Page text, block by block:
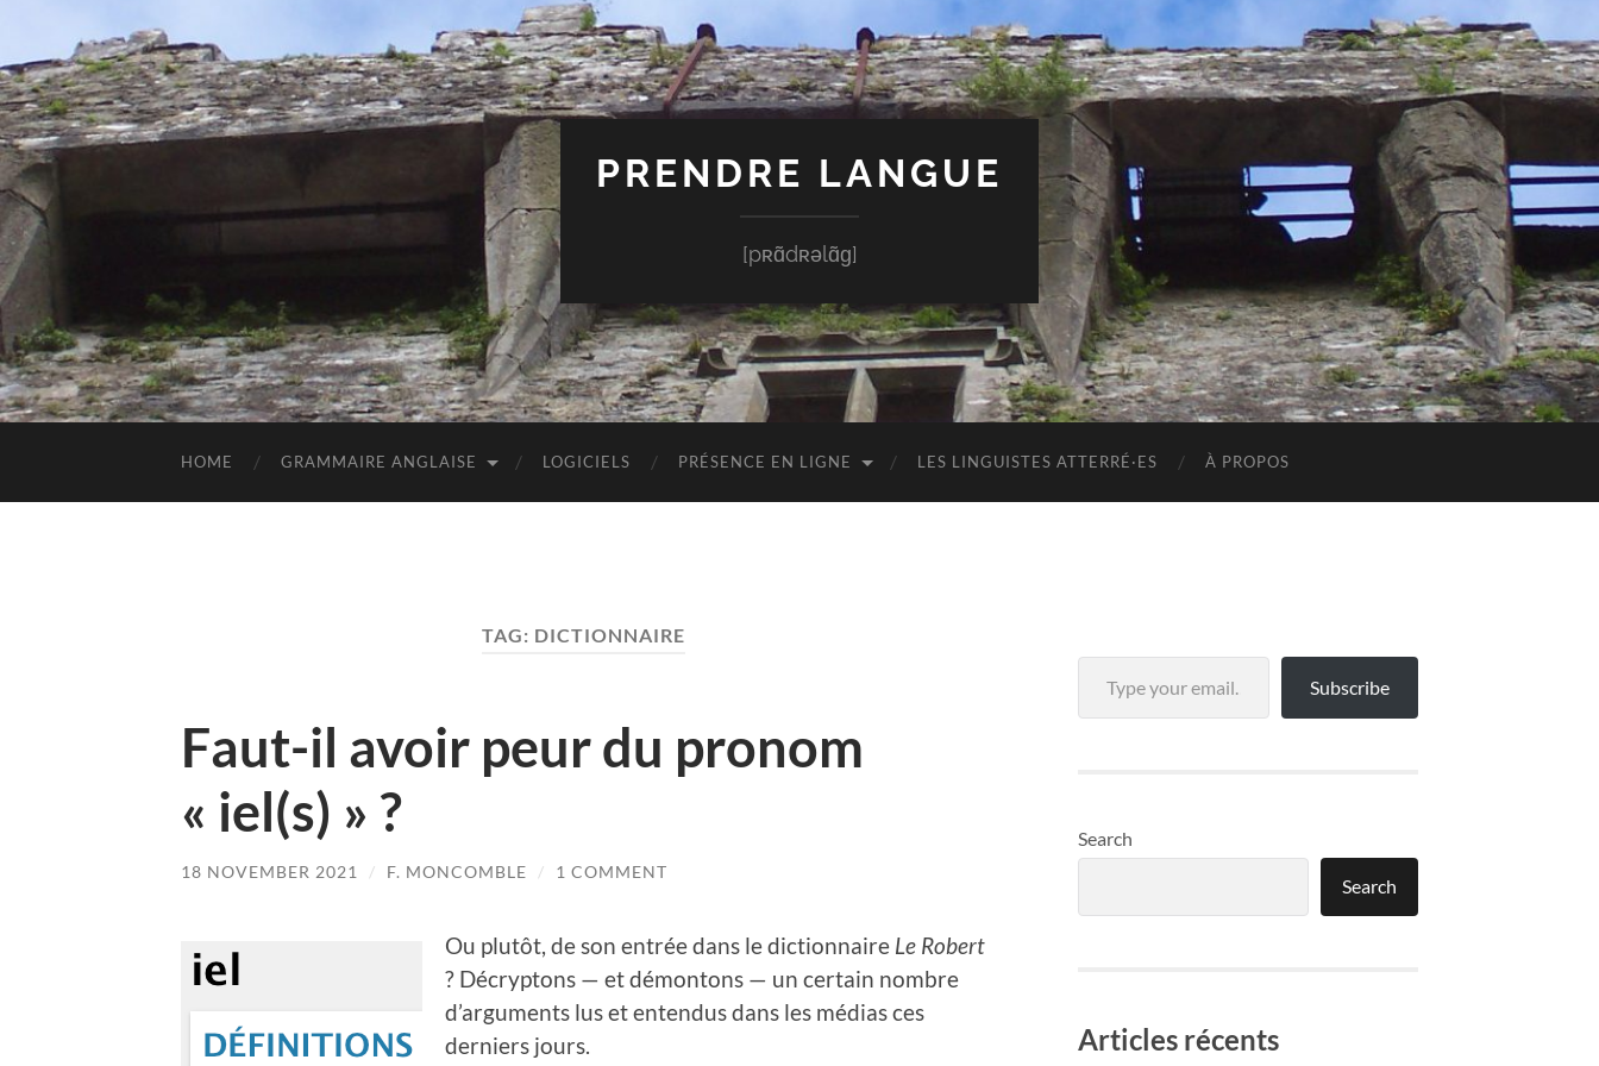
PRENDRE LANGUE
[pʀɑ̃dʀəlɑ̃ɡ]
HOME GRAMMAIRE ANGLAISE LOGICIELS PRÉSENCE EN LIGNE LES LINGUISTES ATTERRÉ·ES À PROPOS
TAG: DICTIONNAIRE
Faut-il avoir peur du pronom
« iel(s) » ?
18 NOVEMBER 2021 / F. MONCOMBLE / 1 COMMENT
Ou plutôt, de son entrée dans le dictionnaire Le Robert
? Décryptons — et démontons — un certain nombre
d’arguments lus et entendus dans les médias ces
derniers jours.
Type your email…
Subscribe
Search
Search
Articles récents